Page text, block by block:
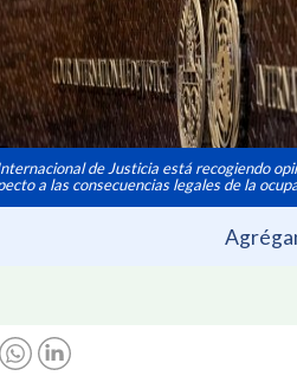
de Justicia está recogiendo
a las consecuencias legales de la